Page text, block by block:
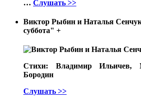
… Слушать >>
Виктор Рыбин и Наталья
суббота" +
Стихи: Владимир Ильичев,
Бородин
Слушать >>